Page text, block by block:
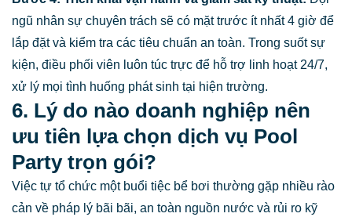
ngũ nhân sự chuyên trách sẽ có mặt trước ít nhất 4 giờ để
lắp đặt và kiểm tra các tiêu chuẩn an toàn. Trong suốt sự
kiện, điều phối viên luôn túc trực để hỗ trợ linh hoạt 24/7,
xử lý mọi tình huống phát sinh tại hiện trường.
6. Lý do nào doanh nghiệp nên
ưu tiên lựa chọn dịch vụ Pool
Party trọn gói?
Việc tự tổ chức một buổi tiệc bể bơi thường gặp nhiều rào
cản về pháp lý bãi bãi, an toàn nguồn nước và rủi ro kỹ